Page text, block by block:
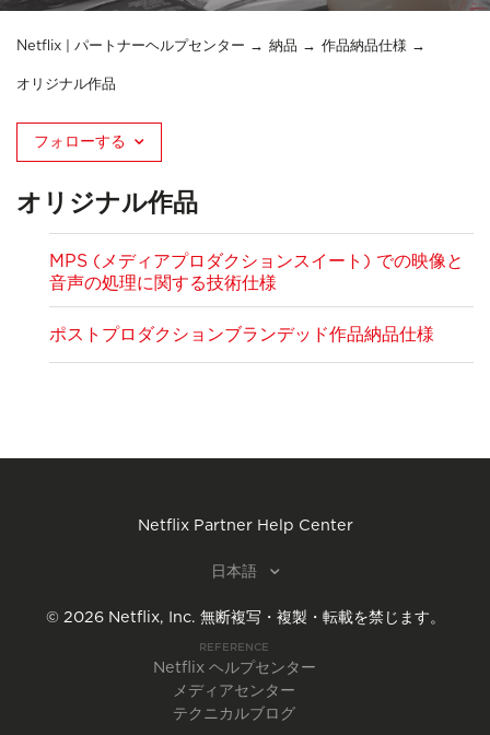
Netflix | パートナーヘルプセンター 納品 作品納品仕様
オリジナル作品
フォローする
オリジナル作品
MPS (メディアプロダクションスイート) での映像と
音声の処理に関する技術仕様
ポストプロダクションブランデッド作品納品仕様
Netflix Partner Help Center
日本語
© 2026Netflix, Inc. 無断複写・複製・転載を禁じます。
REFERENCE
Netflix ヘルプセンター
メディアセンター
テクニカルブログ